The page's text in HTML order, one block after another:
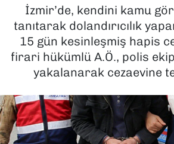
İzmir’de, kendini kamu
tanıtarak dolandırıcılık
15 gün kesinleşmiş hapis
firari hükümlü A.Ö., polis
yakalanarak cezaevine
KÜLTÜR SANAT
MAGAZİN
POLİTİKA
SAĞLIK
SPOR
Son Dakika Haberleri
Haber Arşivi